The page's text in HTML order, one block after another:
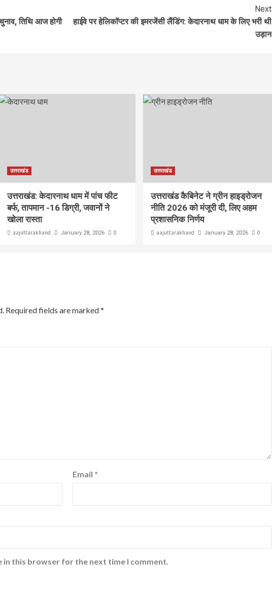
तिथि आज होगी
Next
हाईवे पर हेलिकॉप्टर की इमरजेंसी लैंडिंग: केदारनाथ धाम के लिए भरी थी
उड़ान
उत्तराखंड
उत्तराखंड: केदारनाथ धाम में पांच फीट
बर्फ, तापमान -16 डिग्री, जवानों ने
खोला रास्ता
aajuttarakhand January 28, 2026 0
उत्तराखंड
उत्तराखंड कैबिनेट ने ग्रीन हाइड्रोजन
नीति 2026 को मंजूरी दी, लिए अहम
प्रशासनिक निर्णय
aajuttarakhand January 28, 2026 0
Required fields are marked*
Email *
in this browser for the next time I comment.